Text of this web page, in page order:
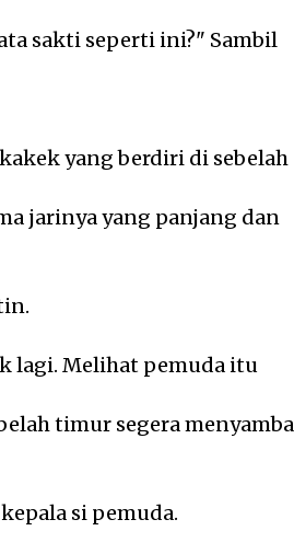
sakti seperti ini?" Sambil
yang berdiri di sebelah
jarinya yang panjang dan
lagi. Melihat pemuda itu
timur segera
si pemuda.